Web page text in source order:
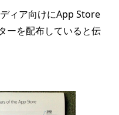
ィア向けにApp Store
ーを配布していると伝